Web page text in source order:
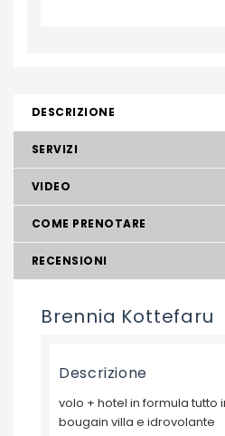
DESCRIZIONE
SERVIZI
VIDEO
COME PRENOTARE
RECENSIONI
Brennia Kottefaru
Descrizione
volo + hotel in formula tutto
bougain villa e idrovolante